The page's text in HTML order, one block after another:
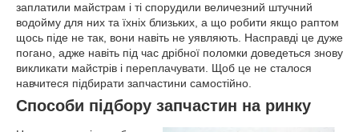
заплатили майстрам і ті спорудили величезний штучний
водойму для них та їхніх близьких, а що робити якщо раптом
щось піде не так, вони навіть не уявляють. Насправді це дуже
погано, адже навіть під час дрібної поломки доведеться знову
викликати майстрів і переплачувати. Щоб це не сталося
навчитеся підбирати запчастини самостійно.
Способи підбору запчастин на ринку